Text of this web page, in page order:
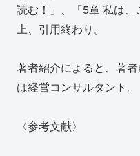
読む！」、「5章 私は
上、引用終わり。
著者紹介によると、著
は経営コンサルタント。
〈参考文献〉